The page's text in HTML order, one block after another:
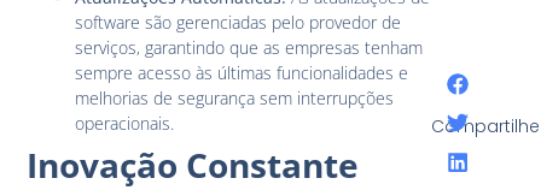
software são gerenciadas pelo provedor de
serviços, garantindo que as empresas tenham
sempre acesso às últimas funcionalidades e
melhorias de segurança sem interrupções
operacionais.
Inovação Constante